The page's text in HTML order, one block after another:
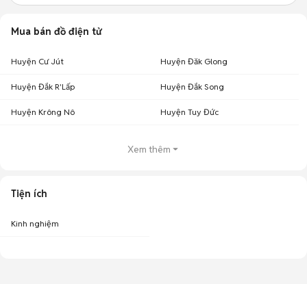
Mua bán đồ điện tử
Huyện Cư Jút Huyện Đăk Glong
Huyện Đắk R'Lấp Huyện Đắk Song
Huyện Krông Nô Huyện Tuy Đức
Xem thêm
Tiện ích
Kinh nghiệm